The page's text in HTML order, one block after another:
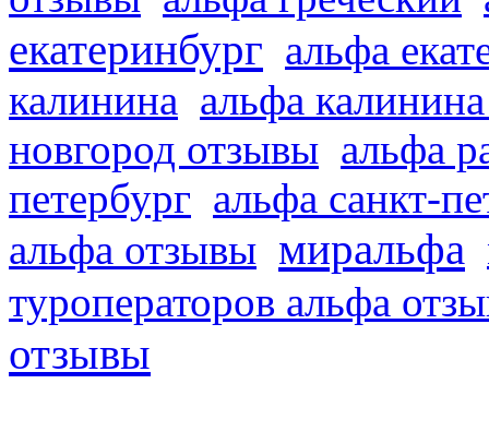
екатеринбург альфа
калинина альфа
новгород отзывы альфа
петербург альфа санкт-
альфа отзывы миральфа
туроператоров альфа
отзывы